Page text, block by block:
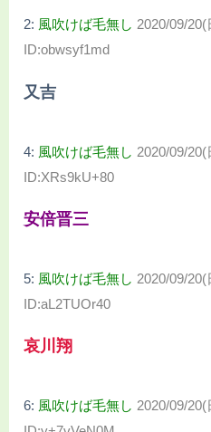
2: 風吹けば毛無し 2020/09/
ID:obwsyf1md
又吉
4: 風吹けば毛無し 2020/09/
ID:XRs9kU+80
安倍晋三
5: 風吹けば毛無し 2020/09/
ID:aL2TUOr40
哀川翔
6: 風吹けば毛無し 2020/09/20(